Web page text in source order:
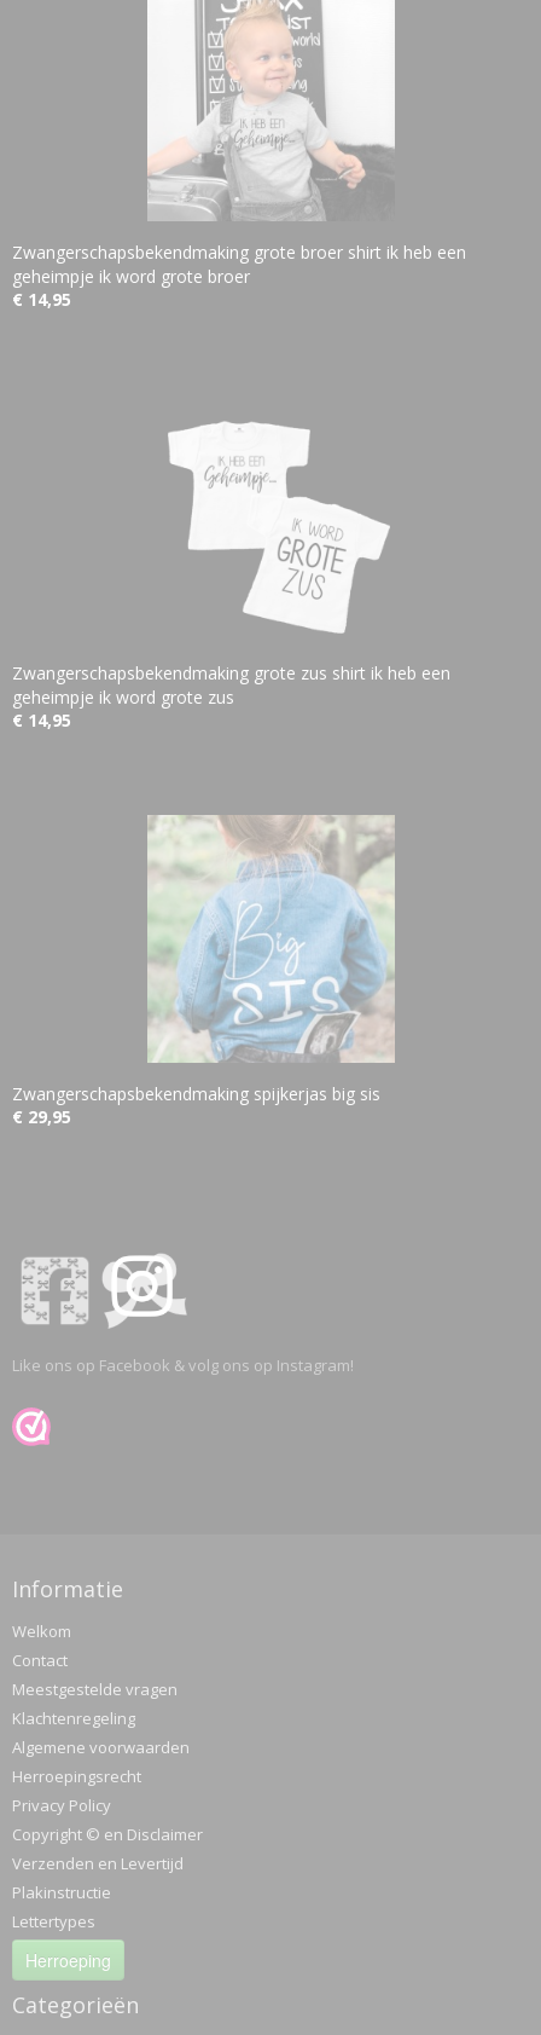
Zwangerschapsbekendmaking grote broer shirt ik heb een
geheimpje ik word grote broer
€ 14,95
Zwangerschapsbekendmaking grote zus shirt ik heb een
geheimpje ik word grote zus
€ 14,95
Zwangerschapsbekendmaking spijkerjas big sis
€ 29,95
Like ons op Facebook & volg ons op Instagram!
Informatie
Welkom
Contact
Meestgestelde vragen
Klachtenregeling
Algemene voorwaarden
Herroepingsrecht
Privacy Policy
Copyright © en Disclaimer
Verzenden en Levertijd
Plakinstructie
Lettertypes
Herroeping
Categorieën